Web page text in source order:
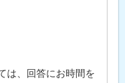
は、回答にお時間を